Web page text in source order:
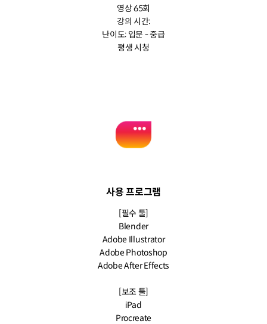
영상 65회
강의 시간:
난이도: 입문 - 중급
평생 시청
사용 프로그램
[필수 툴]
Blender
Adobe Illustrator
Adobe Photoshop
Adobe After Effects
[보조 툴]
iPad
Procreate